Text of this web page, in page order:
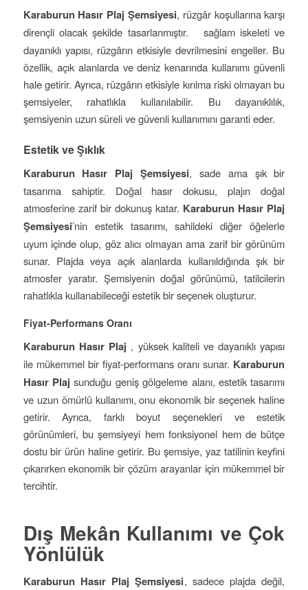
Karaburun Hasır Plaj Şemsiyesi, rüzgâr koşullarına karşı
dirençli olacak şekilde tasarlanmıştır.
sağlam iskeleti ve
dayanıklı yapısı, rüzgârın etkisiyle devrilmesini engeller. Bu
özellik, açık alanlarda ve deniz kenarında kullanımı güvenli
hale getirir. Ayrıca, rüzgârın etkisiyle kırılma riski olmayan bu
şemsiyeler, rahatlıkla kullanılabilir. Bu dayanıklılık,
şemsiyenin uzun süreli ve güvenli kullanımını garanti eder.
Estetik ve Şıklık
Karaburun Hasır Plaj Şemsiyesi, sade ama şık bir
tasarıma sahiptir. Doğal hasır dokusu, plajın doğal
atmosferine zarif bir dokunuş katar. Karaburun Hasır Plaj
Şemsiyesi’nin estetik tasarımı, sahildeki diğer öğelerle
uyum içinde olup, göz alıcı olmayan ama zarif bir görünüm
sunar. Plajda veya açık alanlarda kullanıldığında şık bir
atmosfer yaratır. Şemsiyenin doğal görünümü, tatilcilerin
rahatlıkla kullanabileceği estetik bir seçenek oluşturur.
Fiyat-Performans Oranı
Karaburun Hasır Plaj , yüksek kaliteli ve dayanıklı yapısı
ile mükemmel bir fiyat-performans oranı sunar. Karaburun
Hasır Plajsunduğu geniş gölgeleme alanı, estetik tasarımı
ve uzun ömürlü kullanımı, onu ekonomik bir seçenek haline
getirir. Ayrıca, farklı boyut seçenekleri ve estetik
görünümleri, bu şemsiyeyi hem fonksiyonel hem de bütçe
dostu bir ürün haline getirir. Bu şemsiye, yaz tatilinin keyfini
çıkarırken ekonomik bir çözüm arayanlar için mükemmel bir
tercihtir.
Dış Mekân Kullanımı ve Çok
Yönlülük
Karaburun Hasır Plaj Şemsiyesi, sadece plajda değil,